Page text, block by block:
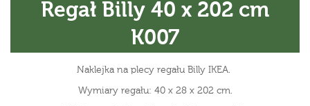
Regał Billy 40 x 202 cm
K007
Naklejka na plecy regału Billy IKEA.
Wymiary regału: 40 x 28 x 202 cm.